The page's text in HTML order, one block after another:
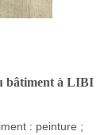
bâtiment à LIBI
: peinture ;